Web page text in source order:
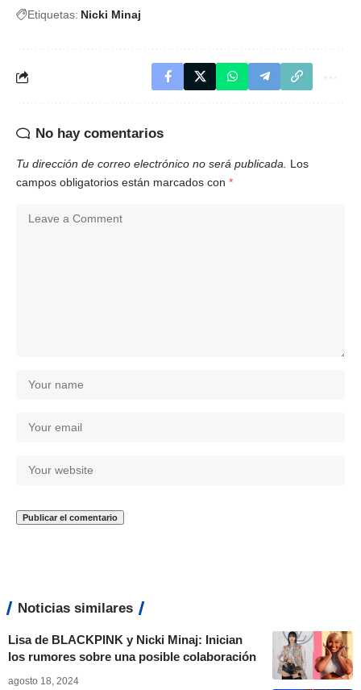
Etiquetas: Nicki Minaj
No hay comentarios
Tu dirección de correo electrónico no será publicada.
Los
campos obligatorios están marcados con *
Noticias similares
Lisa de BLACKPINK y Nicki Minaj: Inician
los rumores sobre una posible colaboración
agosto 18, 2024